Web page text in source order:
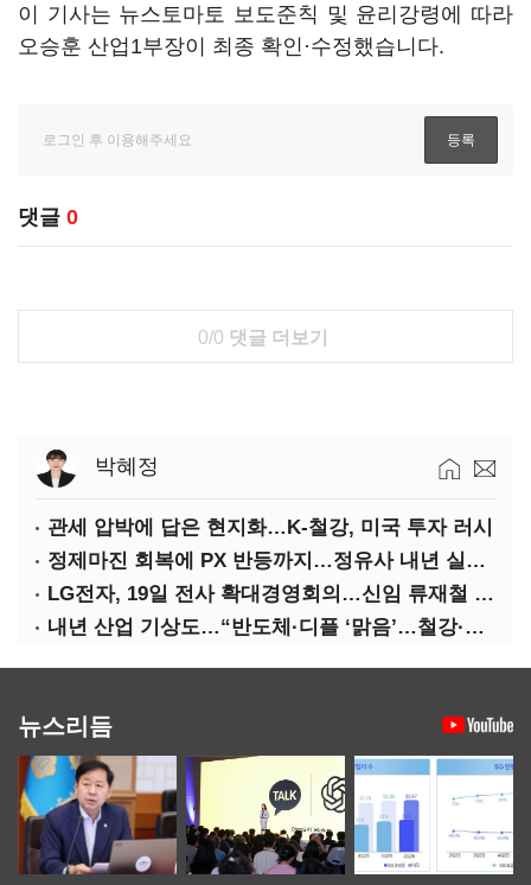
이 기사는 뉴스토마토 보도준칙 및 윤리강령에 따라
오승훈 산업1부장이 최종 확인·수정했습니다.
댓글 0
0/0 댓글 더보기
박혜정
관세 압박에 답은 현지화…K-철강, 미국 투자 러시
정제마진 회복에 PX 반등까지…정유사 내년 실적 기대
LG전자, 19일 전사 확대경영회의…신임 류재철 사장 주관
내년 산업 기상도…“반도체·디플 ‘맑음’…철강·석화 ‘흐림’”
뉴스리듬